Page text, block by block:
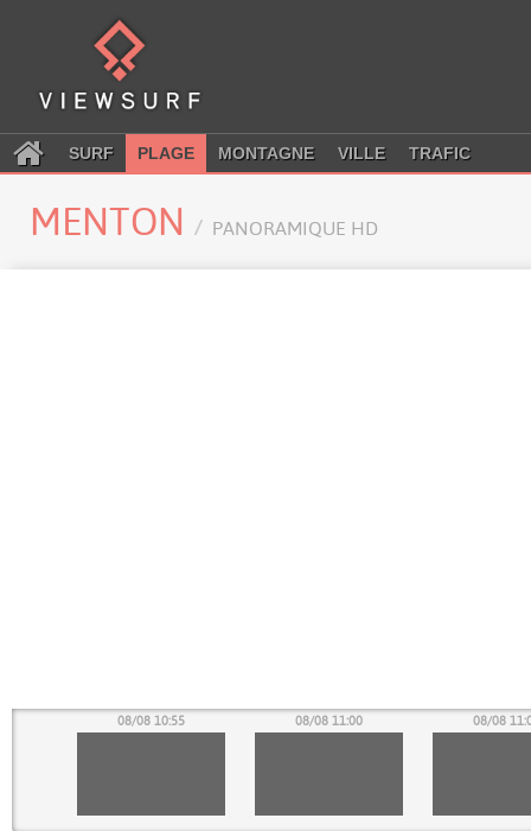
SURF PLAGE MONTAGNE VILLE TRAFIC
MENTON PANORAMIQUE HD
08/08 10:55 08/08 11:00 08/08